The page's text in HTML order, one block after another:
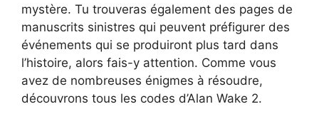
mystère. Tu trouveras également des pages de
manuscrits sinistres qui peuvent préfigurer des
événements qui se produiront plus tard dans
l’histoire, alors fais-y attention. Comme vous
avez de nombreuses énigmes à résoudre,
découvrons tous les codes d’Alan Wake 2.